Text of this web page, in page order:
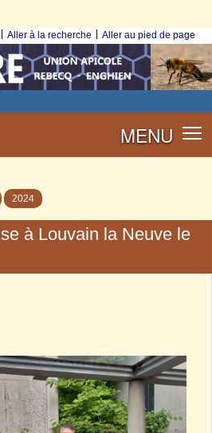
Aller à la recherche Aller au pied de page
MENU
2024
à Louvain la Neuve le